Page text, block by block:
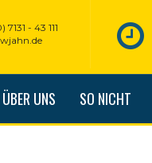
7131 - 43 111
ÜBER UNS SO NICHT